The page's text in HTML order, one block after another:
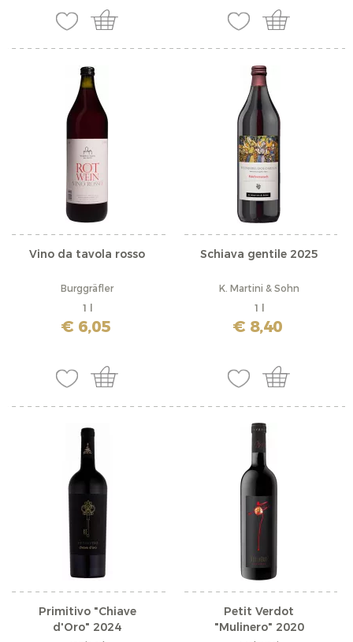
Vino da tavola rosso
Burggräfler
1 l
€ 6,05
Schiava gentile 2025
K. Martini & Sohn
1 l
€ 8,40
Primitivo "Chiave
d'Oro" 2024
Petit Verdot
"Mulinero" 2020